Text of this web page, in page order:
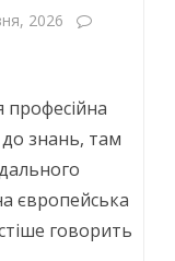
2026
професійна
до знань, там
європейська
говорить